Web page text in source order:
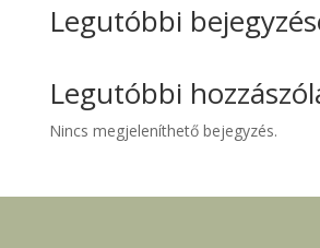
Legutóbbi
Legutóbbi
Nincs megjeleníthető bejegyzés.